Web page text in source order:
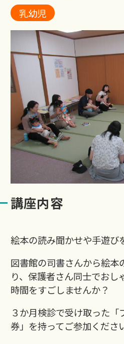
乳幼児
講座内容
絵本の読み聞かせや手遊び
図書館の司書さんから絵本
り、保護者さん同士でおし
時間をすごしませんか？
３か月検診で受け取った「
券」を持ってご参加くださ